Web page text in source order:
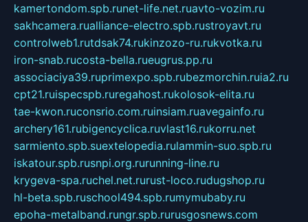
kamertondom.spb.runet-life.net.ruavto-vozim.ru
sakhcamera.rualliance-electro.spb.rustroyavt.ru
controlweb1.rutdsak74.rukinzozo-ru.rukvotka.ru
iron-snab.rucosta-bella.rueugrus.pp.ru
associaciya39.ruprimexpo.spb.rubezmorchin.ruia2.ru
cpt21.ruispecspb.ruregahost.rukolosok-elita.ru
tae-kwon.ruconsrio.com.ruinsiam.ruavegainfo.ru
archery161.rubigencyclica.ruvlast16.rukorru.net
sarmiento.spb.suextelopedia.rulammin-suo.spb.ru
iskatour.spb.rusnpi.org.rurunning-line.ru
krygeva-spa.ruchel.net.rurust-loco.rudugshop.ru
hl-beta.spb.ruschool494.spb.rumymubaby.ru
epoha-metalband.rungr.spb.rurusgosnews.com